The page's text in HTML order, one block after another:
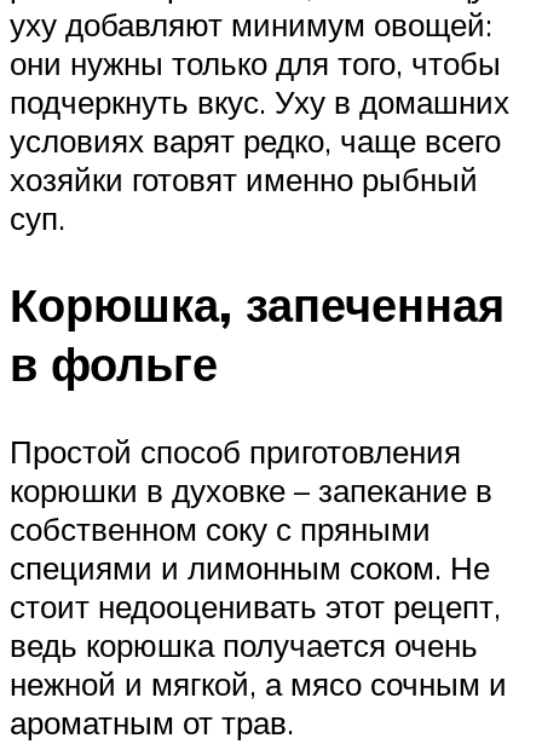
уху добавляют минимум овощей:
они нужны только для того, чтобы
подчеркнуть вкус. Уху в домашних
условиях варят редко, чаще всего
хозяйки готовят именно рыбный
суп.
Корюшка, запеченная
в фольге
Простой способ приготовления
корюшки в духовке – запекание в
собственном соку с пряными
специями и лимонным соком. Не
стоит недооценивать этот рецепт,
ведь корюшка получается очень
нежной и мягкой, а мясо сочным и
ароматным от трав.